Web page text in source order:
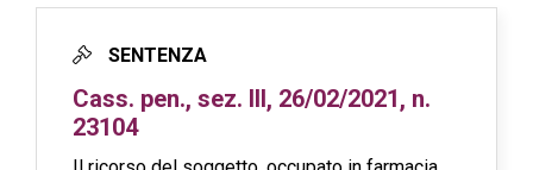
SENTENZA
Cass. pen., sez. III, 26/02/2021, n.
23104